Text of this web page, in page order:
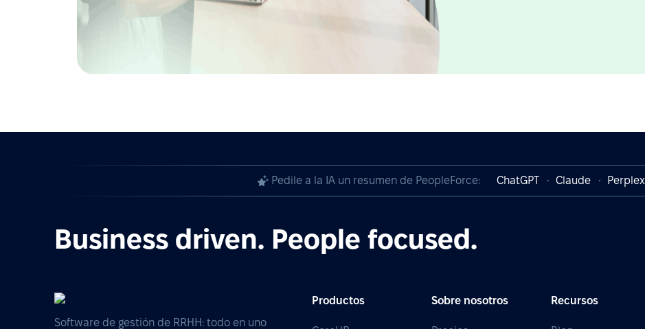
Pedile a la IA un resumen de PeopleForce: ChatGPT Claude
Business driven. People focused.
Software de gestión de RRHH: todo en uno
Productos Sobre nosotros Recursos